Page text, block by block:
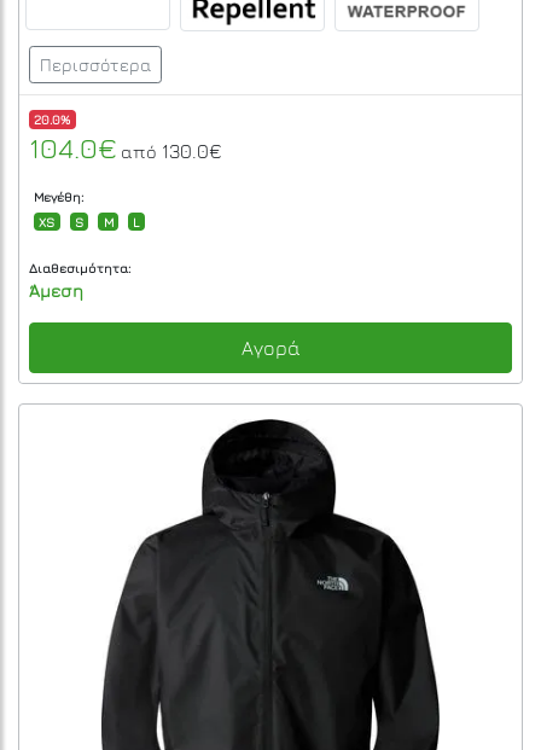
Περισσότερα
20.0%
104.0€ από 130.0€
Μεγέθη:
XS
S M L
Διαθεσιμότητα:
Άμεση
Αγορά